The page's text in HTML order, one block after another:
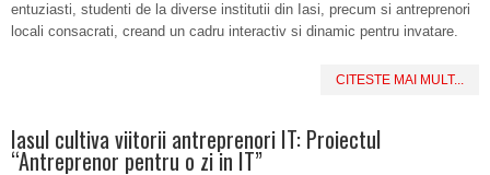
entuziasti, studenti de la diverse institutii din Iasi, precum si antreprenori
locali consacrati, creand un cadru interactiv si dinamic pentru invatare.
CITESTE MAI MULT...
Iasul cultiva viitorii antreprenori IT: Proiectul
“Antreprenor pentru o zi in IT”